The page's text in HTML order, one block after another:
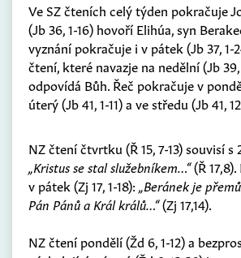
Ve SZ čteních celý týden pokračuje
(Jb 36, 1-16) hovoří Elihúa, syn
vyznání pokračuje i v pátek (Jb 37, 1-
čtení, které navazje na nedělní (Jb
odpovídá Bůh. Řeč pokračuje v
úterý (Jb 41, 1-11) a ve středu (Jb 41,
NZ čtení čtvrtku (Ř 15, 7-13) souvisí s
„Kristus se stal služebníkem…“(Ř
v pátek (Zj 17, 1-18): „Beránek je
Pán Pánů a Král králů…“(Zj 17,14).
NZ čtení pondělí (Žd 6, 1-12) a